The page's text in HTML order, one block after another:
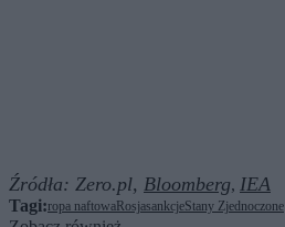
Źródła: Zero.pl, Bloomberg, IEA
Tagi:ropa naftowa RosjasankcjeStany Zjednoczone